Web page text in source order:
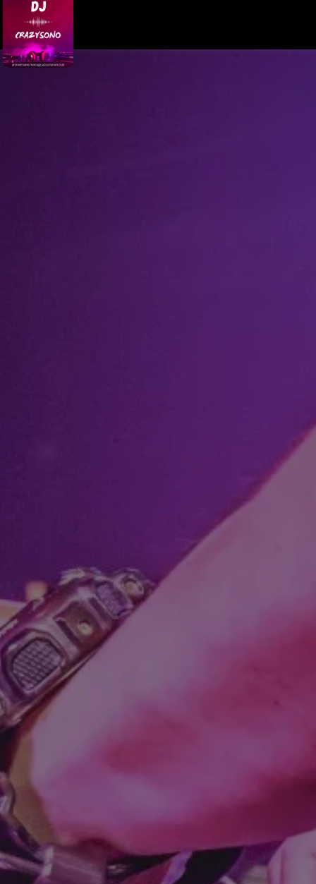
Panneau de gestion des cookies